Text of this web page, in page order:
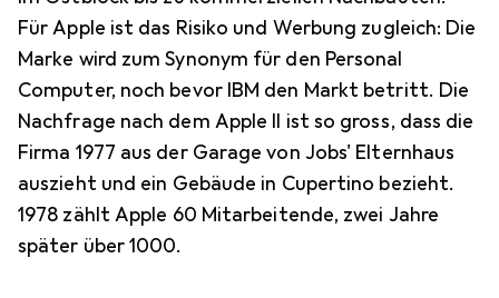
Für Apple ist das Risiko und Werbung zugleich: Die
Marke wird zum Synonym für den Personal
Computer, noch bevor IBM den Markt betritt. Die
Nachfrage nach dem Apple II ist so gross, dass die
Firma 1977 aus der Garage von Jobs' Elternhaus
auszieht und ein Gebäude in Cupertino bezieht.
1978 zählt Apple 60 Mitarbeitende, zwei Jahre
später über 1000.